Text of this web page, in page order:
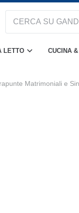
LETTO CUCINA
Matrimoniali e